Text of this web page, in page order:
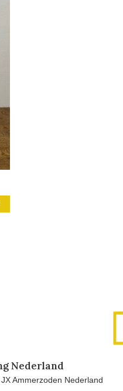
Nederland
Ammerzoden Nederland